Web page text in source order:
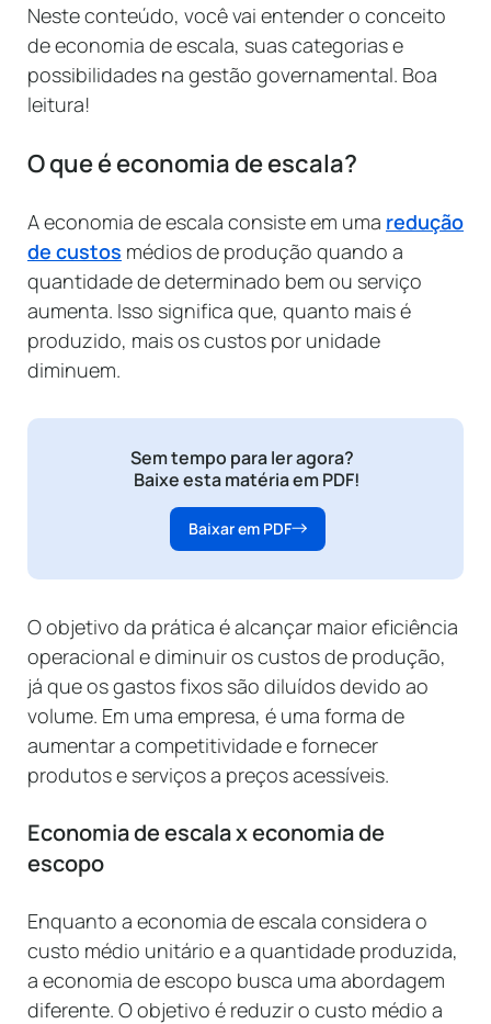
Neste conteúdo, você vai entender o conceito
de economia de escala, suas categorias e
possibilidades na gestão governamental. Boa
leitura!
O que é economia de escala?
A economia de escala consiste em uma redução
de custos médios de produção quando a
quantidade de determinado bem ou serviço
aumenta. Isso significa que, quanto mais é
produzido, mais os custos por unidade
diminuem.
Sem tempo para ler agora?
Baixe esta matéria em PDF!
Baixar em PDF
O objetivo da prática é alcançar maior eficiência
operacional e diminuir os custos de produção,
já que os gastos fixos são diluídos devido ao
volume. Em uma empresa, é uma forma de
aumentar a competitividade e fornecer
produtos e serviços a preços acessíveis.
Economia de escala x economia de
escopo
Enquanto a economia de escala considera o
custo médio unitário e a quantidade produzida,
a economia de escopo busca uma abordagem
diferente. O objetivo é reduzir o custo médio a